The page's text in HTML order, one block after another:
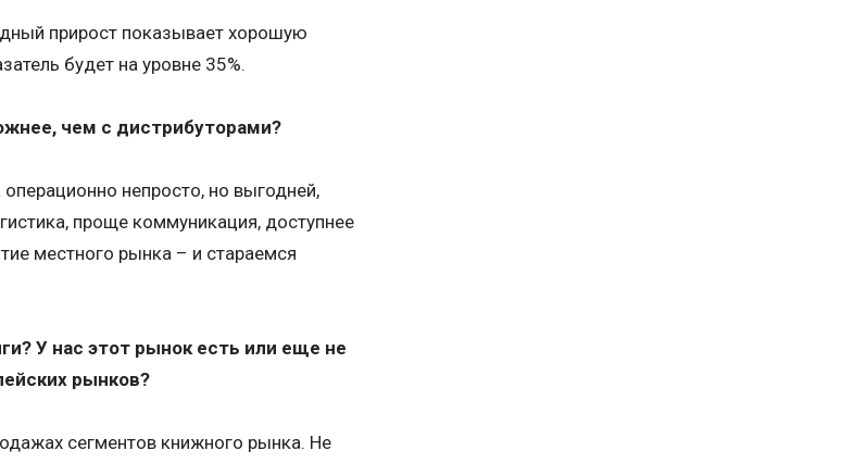
прирост показывает хорошую
будет на уровне 35%.
чем с дистрибуторами?
непросто, но выгодней,
проще коммуникация, доступнее
местного рынка – и стараемся
У нас этот рынок есть или еще не
рынков?
сегментов книжного рынка. Не